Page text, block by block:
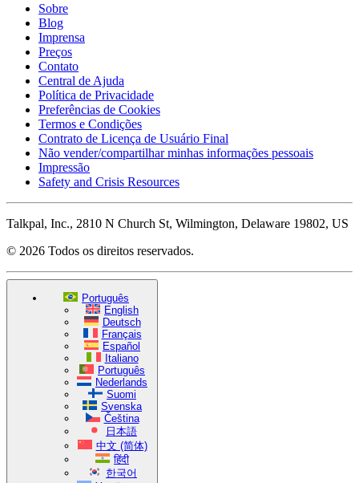
Sobre
Blog
Imprensa
Preços
Contato
Central de Ajuda
Política de Privacidade
Preferências de Cookies
Termos e Condições
Contrato de Licença de Usuário Final
Não vender/compartilhar minhas informações pessoais
Impressão
Safety and Crisis Resources
Talkpal, Inc., 2810 N Church St, Wilmington, Delaware 19802, US
© 2026 Todos os direitos reservados.
Português
English
Deutsch
Français
Español
Italiano
Português
Nederlands
Suomi
Svenska
Čeština
日本語
中文 (简体)
हिंदी
한국어